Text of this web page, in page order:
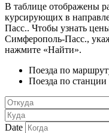
В таблице отображены
курсирующих в
Пасс.. Чтобы узнать
Симферополь-Пасс.,
нажмите «Найти».
Поезда по
Поезда по станции
Date